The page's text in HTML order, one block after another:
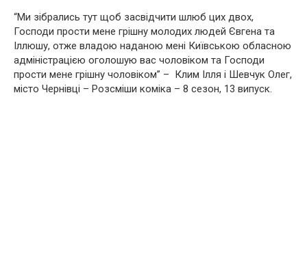
“Ми зібрались тут щоб засвідчити шлюб цих двох,
Господи прости мене грішну молодих людей Євгена та
Іллюшу, отже владою наданою мені Київською обласною
адміністрацією оголошую вас чоловіком та Господи
прости мене грішну чоловіком” – Клим Ілля і Шевчук Олег,
місто Чернівці – Розсміши коміка – 8 сезон, 13 випуск.